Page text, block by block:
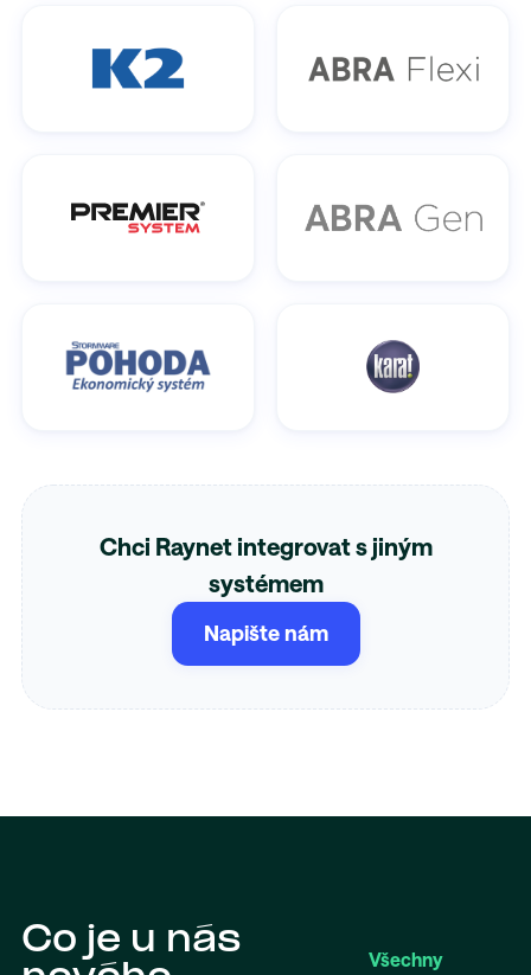
Chci Raynet integrovat s jiným
systémem
Napište nám
Co je u nás
Všechny